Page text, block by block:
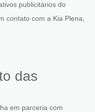
publicitários do
contato com a Kia Plena,
das
em parceria com